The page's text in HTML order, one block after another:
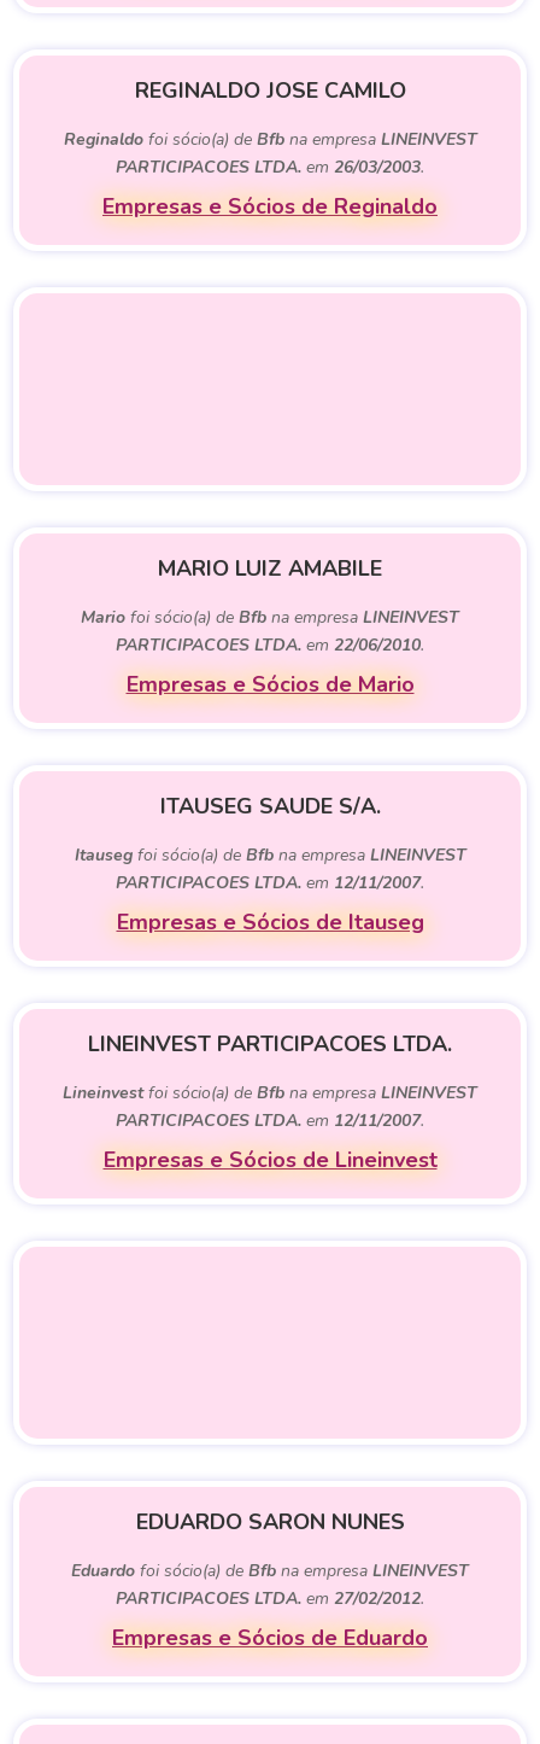
REGINALDO JOSE CAMILO
Reginaldofoi sócio(a) de Bfbna empresa LINEINVEST
PARTICIPACOES LTDA. em 26/03/2003.
Empresas e Sócios de Reginaldo
MARIO LUIZ AMABILE
Mario foi sócio(a) de Bfb na empresa LINEINVEST
PARTICIPACOES LTDA. em 22/06/2010.
Empresas e Sócios de Mario
ITAUSEG SAUDE S/A.
Itausegfoi sócio(a) de Bfbna empresa LINEINVEST
PARTICIPACOES LTDA. em 12/11/2007.
Empresas e Sócios de Itauseg
LINEINVEST PARTICIPACOES LTDA.
Lineinvestfoi sócio(a) de Bfb na empresa LINEINVEST
PARTICIPACOES LTDA. em 12/11/2007.
Empresas e Sócios de Lineinvest
EDUARDO SARON NUNES
Eduardo foi sócio(a) de Bfb na empresa LINEINVEST
PARTICIPACOES LTDA. em 27/02/2012.
Empresas e Sócios de Eduardo